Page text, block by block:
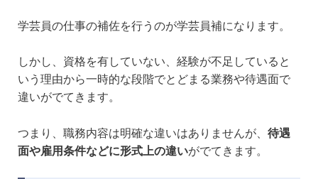
学芸員の仕事の補佐を行うのが学芸員補になります。
しかし、資格を有していない、経験が不足していると
いう理由から一時的な段階でとどまる業務や待遇面で
違いがでてきます。
つまり、職務内容は明確な違いはありませんが、 待遇
面や雇用条件などに形式上の違いがでてきます。